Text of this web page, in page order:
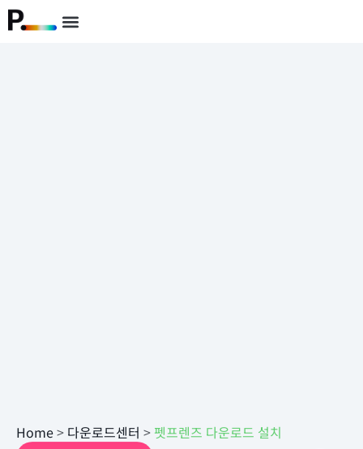
Home> 다운로드센터 > 펫프렌즈 다운로드 설치